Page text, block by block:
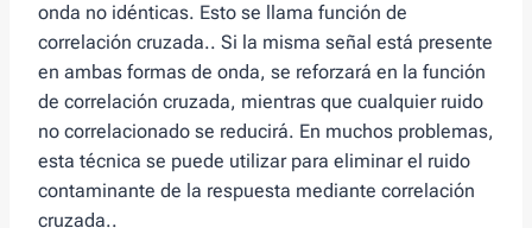
onda no idénticas. Esto se llama función de
correlación cruzada.. Si la misma señal está presente
en ambas formas de onda, se reforzará en la función
de correlación cruzada, mientras que cualquier ruido
no correlacionado se reducirá. En muchos problemas,
esta técnica se puede utilizar para eliminar el ruido
contaminante de la respuesta mediante correlación
cruzada..